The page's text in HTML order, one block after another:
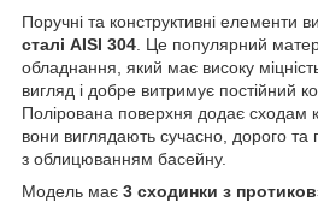
Поручні та конструктивні елементи
сталі AISI 304 . Це популярний
обладнання, який має високу
вигляд і добре витримує постійний
Полірована поверхня додає сходам
вони виглядають сучасно, дорого та
з облицюванням басейну.
Модель має 3 сходинки з